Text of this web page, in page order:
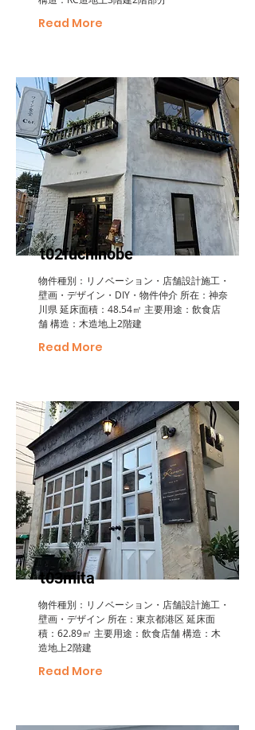
Read More
t02fuchinobe
物件種別：リノベーション・店舗設計施工・
壁画・デザイン・DIY・物件仲介 所在：神奈
川県 延床面積：48.54㎡ 主要用途：飲食店
舗 構造：木造地上2階建
Read More
t03mita
物件種別：リノベーション・店舗設計施工・
壁画・デザイン 所在：東京都港区 延床面
積：62.89㎡ 主要用途：飲食店舗 構造：木
造地上2階建
Read More